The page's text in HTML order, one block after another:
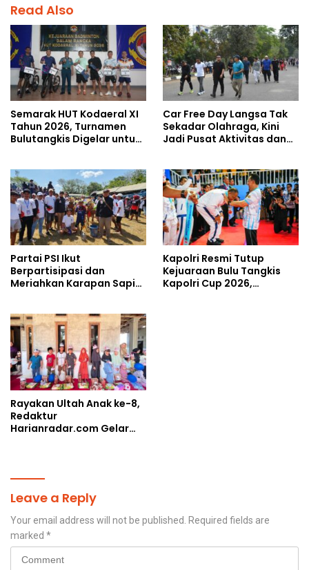
Read Also
Semarak HUT Kodaeral XI
Tahun 2026, Turnamen
Bulutangkis Digelar untuk
Prajurit
Car Free Day Langsa Tak
Sekadar Olahraga, Kini
Jadi Pusat Aktivitas dan
Partai PSI Ikut
Berpartisipasi dan
Meriahkan Karapan Sapi
Kapolri Resmi Tutup
Kejuaraan Bulu Tangkis
Kapolri Cup 2026,
Rayakan Ultah Anak ke-8,
Redaktur
Harianradar.com Gelar
Leave a Reply
Your email address will not be published.
Required fields are
marked *